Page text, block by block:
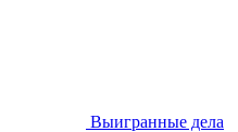
Выигранные дела